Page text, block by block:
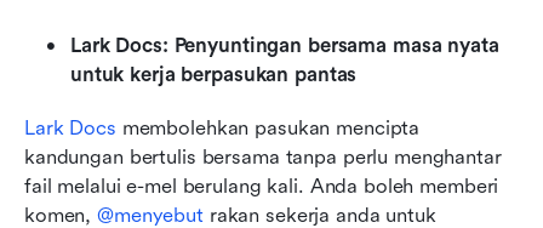
Lark Docs: Penyuntingan bersama masa nyata
untuk kerja berpasukan pantas
Lark Docs membolehkan pasukan mencipta
kandungan bertulis bersama tanpa perlu menghantar
fail melalui e-mel berulang kali. Anda boleh memberi
komen, @menyebut rakan sekerja anda untuk